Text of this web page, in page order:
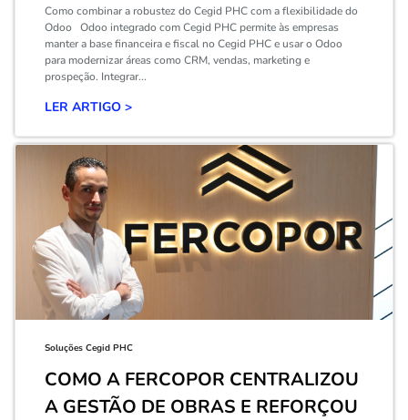
Como combinar a robustez do Cegid PHC com a flexibilidade do
Odoo Odoo integrado com Cegid PHC permite às empresas
manter a base financeira e fiscal no Cegid PHC e usar o Odoo
para modernizar áreas como CRM, vendas, marketing e
prospeção. Integrar...
LER ARTIGO >
Soluções Cegid PHC
COMO A FERCOPOR CENTRALIZOU
A GESTÃO DE OBRAS E REFORÇOU